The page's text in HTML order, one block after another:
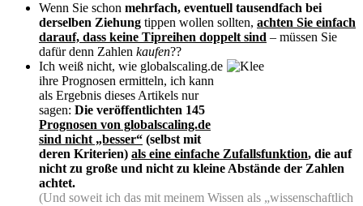
Wenn Sie schon mehrfach, eventuell tausendfach bei
derselben Ziehung tippen wollen sollten, achten Sie einfach
darauf, dass keine Tipreihen doppelt sind – müssen Sie
dafür denn Zahlen kaufen??
Ich weiß nicht, wie globalscaling.de
ihre Prognosen ermitteln, ich kann
als Ergebnis dieses Artikels nur
sagen: Die veröffentlichten 145
Prognosen von globalscaling.de
sind nicht „besser“ (selbst mit
deren Kriterien) als eine einfache Zufallsfunktion, die auf
nicht zu große und nicht zu kleine Abstände der Zahlen
achtet.
(Und soweit ich das mit meinem Wissen als „wissenschaftlich